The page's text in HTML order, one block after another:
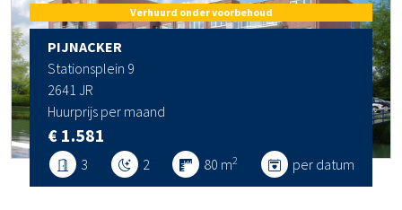
Verhuurd onder voorbehoud
PIJNACKER
Stationsplein 9
2641 JR
Huurprijs per maand
€ 1.581
3 2 80 m2 per datum